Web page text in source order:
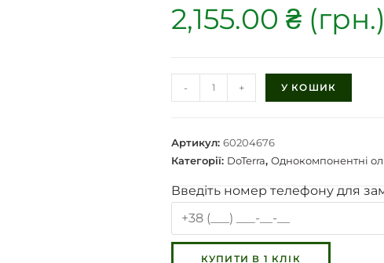
2,155.00 ₴
- + У КОШИК
Артикул: 60204676
Категорії: DoTerra, Однокомпонентні
Введіть номер телефону для